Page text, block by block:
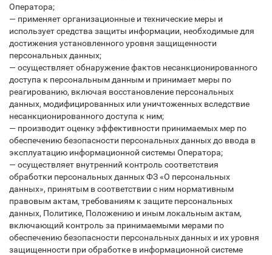
Оператора;
— применяет организационные и технические меры и
использует средства защиты информации, необходимые для
достижения установленного уровня защищенности
персональных данных;
— осуществляет обнаружение фактов несанкционированного
доступа к персональным данным и принимает меры по
реагированию, включая восстановление персональных
данных, модифицированных или уничтоженных вследствие
несанкционированного доступа к ним;
— производит оценку эффективности принимаемых мер по
обеспечению безопасности персональных данных до ввода в
эксплуатацию информационной системы Оператора;
— осуществляет внутренний контроль соответствия
обработки персональных данных ФЗ «О персональных
данных», принятым в соответствии с ним нормативным
правовым актам, требованиям к защите персональных
данных, Политике, Положению и иным локальным актам,
включающий контроль за принимаемыми мерами по
обеспечению безопасности персональных данных и их уровня
защищенности при обработке в информационной системе